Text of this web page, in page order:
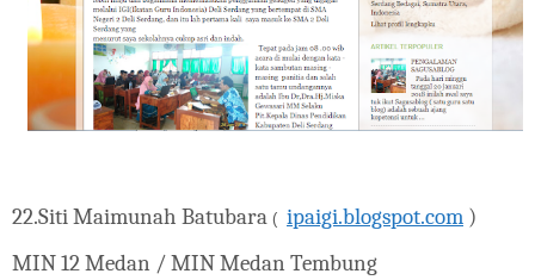
22.Siti Maimunah Batubara ( ipaigi.blogspot.com )
MIN 12 Medan / MIN Medan Tembung